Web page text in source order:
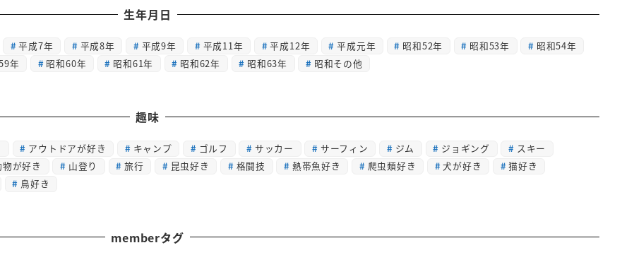
生年月日
平成7年 平成8年 平成9年 平成11年 平成12年 平成元年 昭和52年 昭和53年
昭和54年
年 昭和60年 昭和61年 昭和62年 昭和63年 昭和その他
趣味
アウトドアが好き キャンプ ゴルフ サッカー サーフィン ジム ジョギング
スキー
物が好き 山登り 旅行 昆虫好き 格闘技 熱帯魚好き 爬虫類好き 犬が好き
猫好き
鳥好き
memberタグ